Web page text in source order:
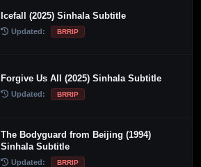
Icefall (2025) Sinhala Subtitle
Updated: BRRIP
Forgive Us All (2025) Sinhala Subtitle
Updated: BRRIP
The Bodyguard from Beijing (1994)
Sinhala Subtitle
Updated: BRRIP